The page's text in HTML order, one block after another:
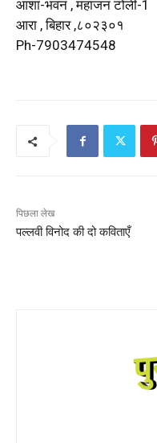
आशा-भवन , महाजन टोली-1
आरा , बिहार ,८०२३०१
Ph-7903474548
पिछला लेख
पल्लवी विनोद की दो कविताएँ